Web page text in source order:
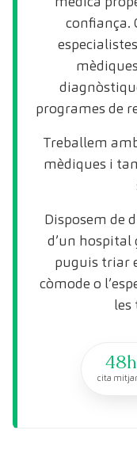
confiança.
programes de
Treballem
mèdiques i
Disposem de
d’un hospital
puguis triar
còmode o
les
48h
cita